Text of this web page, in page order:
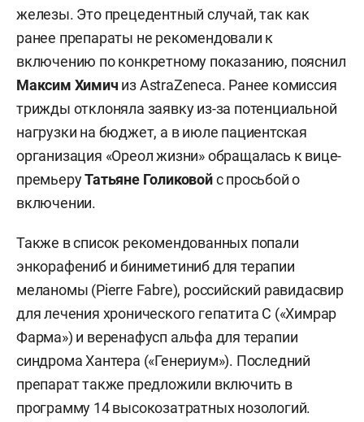
железы. Это прецедентный случай, так как
ранее препараты не рекомендовали к
включению по конкретному показанию, пояснил
Максим Химич из AstraZeneca. Ранее комиссия
трижды отклоняла заявку из-за потенциальной
нагрузки на бюджет, а в июле пациентская
организация «Ореол жизни» обращалась к вице-
премьеруТатьяне Голиковойс просьбой о
включении.
Также в список рекомендованных попали
энкорафениб и биниметиниб для терапии
меланомы (Pierre Fabre), российский равидасвир
для лечения хронического гепатита С («Химрар
Фарма») и веренафусп альфа для терапии
синдрома Хантера («Генериум»). Последний
препарат также предложили включить в
программу 14 высокозатратных нозологий.